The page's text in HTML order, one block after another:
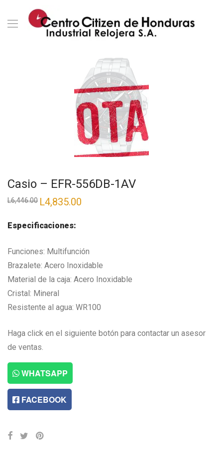
Casio – EFR-556DB-1AV
L6,446.00 El
precio
L6,446.00.
L4,835.00
Especificaciones:
Funciones: Multifunción
Brazalete: Acero Inoxidable
Material de la caja: Acero Inoxidable
Cristal: Mineral
Resistente al agua: WR100
Haga click en el siguiente botón para contactar un asesor
de ventas.
WHATSAPP
FACEBOOK